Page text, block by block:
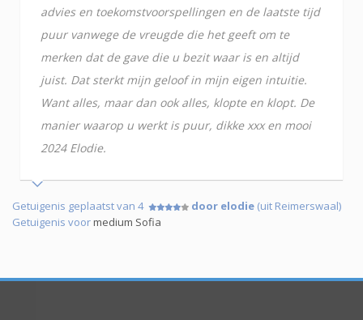
advies en toekomstvoorspellingen en de laatste tijd
puur vanwege de vreugde die het geeft om te
merken dat de gave die u bezit waar is en altijd
juist. Dat sterkt mijn geloof in mijn eigen intuitie.
Want alles, maar dan ook alles, klopte en klopt. De
manier waarop u werkt is puur, dikke xxx en mooi
2024 Elodie.
Getuigenis geplaatst van 4 door elodie (uit Reimerswaal)
Getuigenis voormedium Sofia